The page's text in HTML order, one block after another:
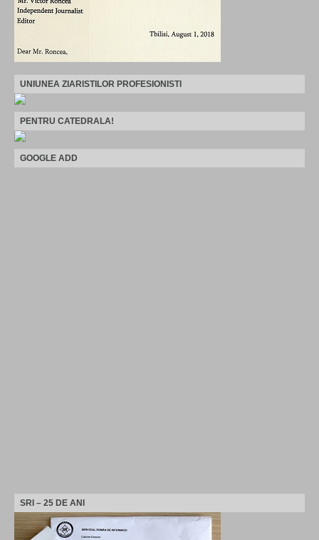
UNIUNEA ZIARISTILOR PROFESIONISTI
PENTRU CATEDRALA!
GOOGLE ADD
SRI – 25 DE ANI